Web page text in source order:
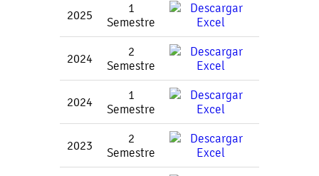
2025
1
Semestre
2024
2
Semestre
2024
1
Semestre
2023
2
Semestre